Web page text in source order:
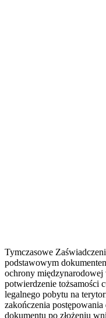
Tymczasowe
podstawowym
ochrony międzynarodowej
potwierdzenie tożsamości
legalnego pobytu na
zakończenia
dokumentu po złożeniu